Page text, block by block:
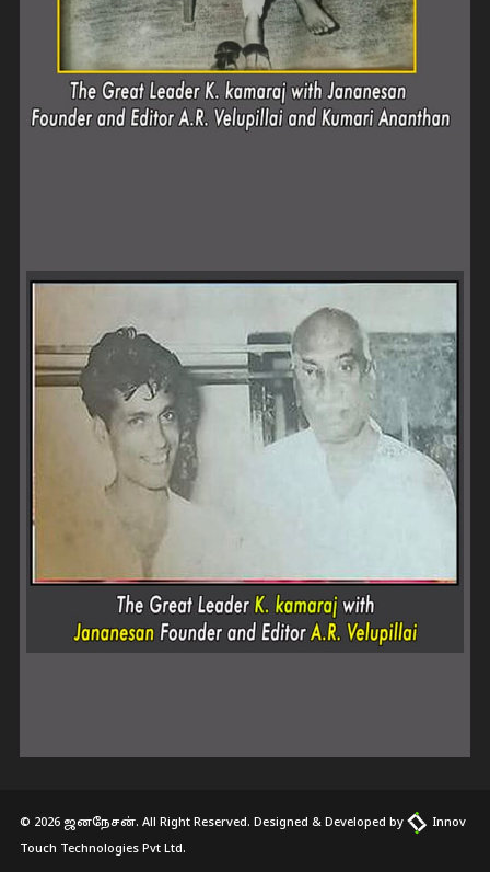
© 2026 ஜனநேசன். All Right Reserved. Designed & Developed by
Innov
Touch Technologies Pvt Ltd.